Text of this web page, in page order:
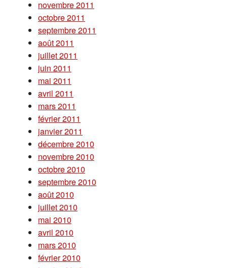
novembre 2011
octobre 2011
septembre 2011
août 2011
juillet 2011
juin 2011
mai 2011
avril 2011
mars 2011
février 2011
janvier 2011
décembre 2010
novembre 2010
octobre 2010
septembre 2010
août 2010
juillet 2010
mai 2010
avril 2010
mars 2010
février 2010